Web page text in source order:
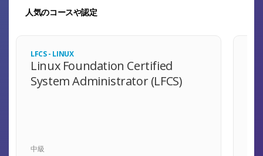
人気のコースや認定
LFCS - LINUX
Linux Foundation Certified
System Administrator (LFCS)
中級